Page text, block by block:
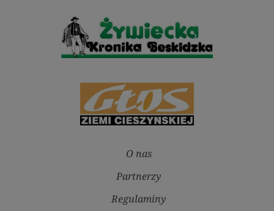
O nas
Partnerzy
Regulaminy